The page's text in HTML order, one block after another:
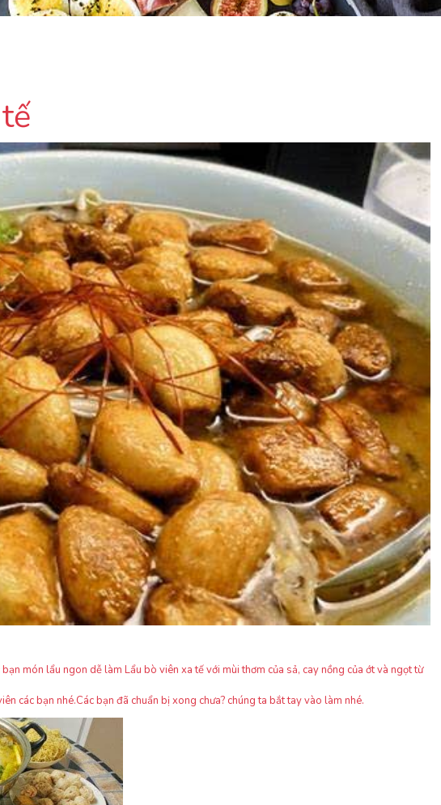
món lẩu ngon dễ làm Lẩu bò viên xa tế với mùi thơm của sả, cay nồng của ớt và ngọt từ
các bạn nhé.Các bạn đã chuẩn bị xong chưa? chúng ta bắt tay vào làm nhé.